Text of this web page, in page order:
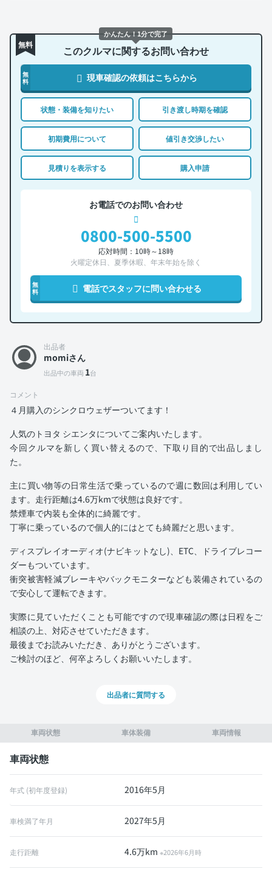
無料 このクルマに関するお問い合わせ
無
料
現車確認の依頼はこちらから
状態・装備を知りたい 引き渡し時期を確認
初期費用について 値引き交渉したい
見積りを表示する 購入申請
お電話でのお問い合わせ
0800-500-5500
応対時間：10時～18時
火曜定休日、夏季休暇、年末年始を除く
無
料
電話でスタッフに問い合わせる
車両状態 車体装備 車両情報
車両状態
年式 (初年度登録) 2016年5月
車検満了年月 2027年5月
走行距離 4.6万km※2026年6月時
出品者
momiさん
出品中の車両 1台
コメント
４月購入のシンクロウェザーついてます！
人気のトヨタ シエンタについてご案内いたします。
今回クルマを新しく買い替えるので、下取り目的で出品しまし
た。
主に買い物等の日常生活で乗っているので週に数回は利用してい
ます。走行距離は4.6万kmで状態は良好です。
禁煙車で内装も全体的に綺麗です。
丁寧に乗っているので個人的にはとても綺麗だと思います。
ディスプレイオーディオ(ナビキットなし)、ETC、ドライブレコー
ダーもついています。
衝突被害軽減ブレーキやバックモニターなども装備されているの
で安心して運転できます。
実際に見ていただくことも可能ですので現車確認の際は日程をご
相談の上、対応させていただきます。
最後までお読みいただき、ありがとうございます。
ご検討のほど、何卒よろしくお願いいたします。
出品者に質問する
かんたん！1分で完了